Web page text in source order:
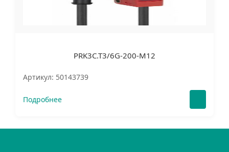
PRK3C.T3/6G-200-M12
Артикул: 50143739
Подробнее